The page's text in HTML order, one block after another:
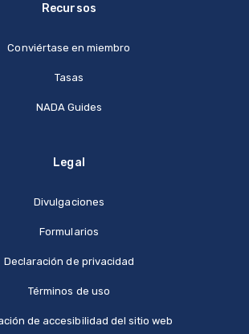
Recursos
Conviértase en miembro
Tasas
NADA Guides
Legal
Divulgaciones
Formularios
Declaración de privacidad
Términos de uso
de accesibilidad del sitio web